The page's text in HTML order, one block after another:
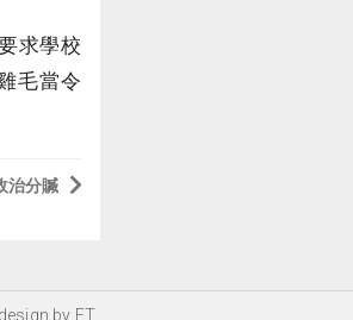
求學校
毛當令
治分贓
by FT